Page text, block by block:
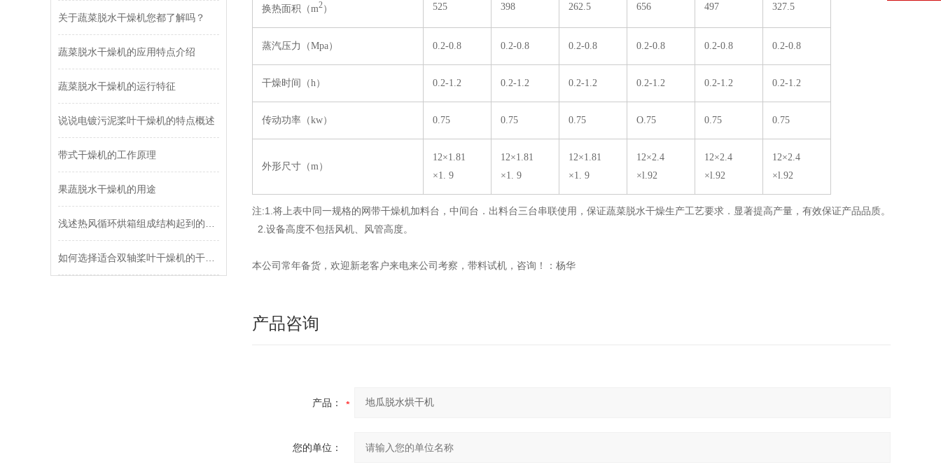
关于蔬菜脱水干燥机您都了解吗？
蔬菜脱水干燥机的应用特点介绍
蔬菜脱水干燥机的运行特征
说说电镀污泥桨叶干燥机的特点概述
带式干燥机的工作原理
果蔬脱水干燥机的用途
换热面积（m2） 525 398 262.5 656 497 327.5
蒸汽压力（Mpa） 0.2-0.8 0.2-0.8 0.2-0.8 0.2-0.8 0.2-0.8 0.2-0.8
干燥时间（h） 0.2-1.2 0.2-1.2 0.2-1.2 0.2-1.2 0.2-1.2 0.2-1.2
传动功率（kw） 0.75 0.75 0.75 O.75 0.75 0.75
外形尺寸（m）
12×1.81
×1. 9
12×1.81
×1. 9
12×1.81
×1. 9
12×2.4
×l.92
12×2.4
×l.92
12×2.4
×l.92
注:1.将上表中同一规格的网带干燥机加料台，中间台．出料台三台串联使用，保证蔬菜脱水干燥生产工艺要求．显著提高产量，有效保证产品品质。
2.设备高度不包括风机、风管高度。
本公司常年备货，欢迎新老客户来电来公司考察，带料试机，咨询！：杨华
产品咨询
产品：
您的单位：